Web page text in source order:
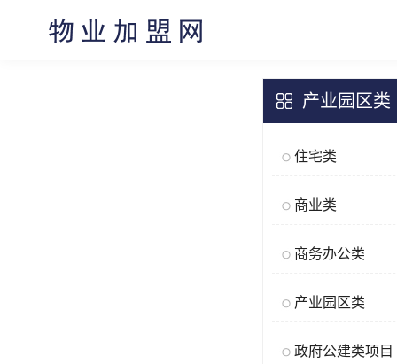
产业园区类
住宅类
商业类
商务办公类
产业园区类
政府公建类项目